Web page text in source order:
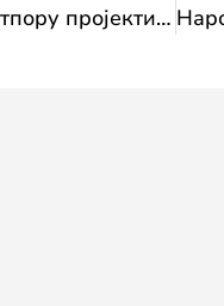
Резултати поновљеног Јавног позива за потпору пројектима националних мањина